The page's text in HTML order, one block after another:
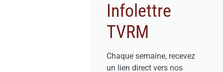
Infolettre
TVRM
Chaque semaine, recevez
un lien direct vers nos